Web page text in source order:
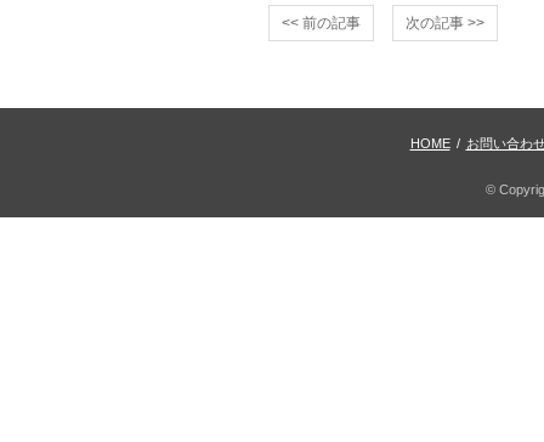
<< 前の記事 次の記事 >>
HOME / お問い合わ
©